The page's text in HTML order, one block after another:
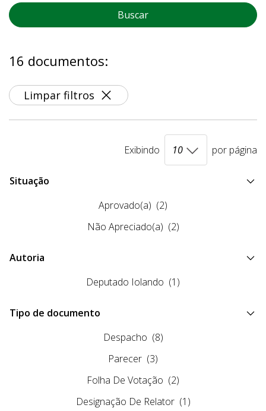
Buscar
16 documentos:
Limpar filtros
Exibindo por página
Situação
Aprovado(a) (2)
Não Apreciado(a) (2)
Autoria
Deputado Iolando (1)
Tipo de documento
Despacho (8)
Parecer (3)
Folha De Votação (2)
Designação De Relator (1)